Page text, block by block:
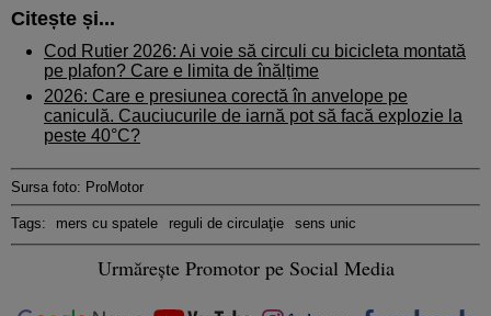
Citește și...
Cod Rutier 2026: Ai voie să circuli cu bicicleta montată
pe plafon? Care e limita de înălțime
2026: Care e presiunea corectă în anvelope pe
caniculă. Cauciucurile de iarnă pot să facă explozie la
peste 40°C?
Sursa foto: ProMotor
Tags: mers cu spatele reguli de circulaţie sens unic
Urmărește Promotor pe Social Media